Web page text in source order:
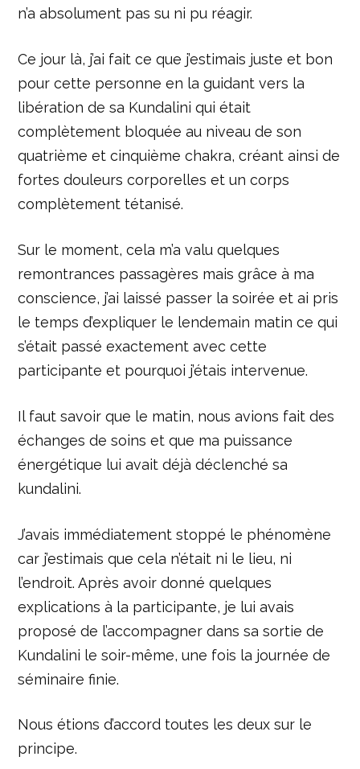
n’a absolument pas su ni pu réagir.
Ce jour là, j’ai fait ce que j’estimais juste et bon
pour cette personne en la guidant vers la
libération de sa Kundalini qui était
complètement bloquée au niveau de son
quatrième et cinquième chakra, créant ainsi de
fortes douleurs corporelles et un corps
complètement tétanisé.
Sur le moment, cela m’a valu quelques
remontrances passagères mais grâce à ma
conscience, j’ai laissé passer la soirée et ai pris
le temps d’expliquer le lendemain matin ce qui
s’était passé exactement avec cette
participante et pourquoi j’étais intervenue.
Il faut savoir que le matin, nous avions fait des
échanges de soins et que ma puissance
énergétique lui avait déjà déclenché sa
kundalini.
J’avais immédiatement stoppé le phénomène
car j’estimais que cela n’était ni le lieu, ni
l’endroit. Après avoir donné quelques
explications à la participante, je lui avais
proposé de l’accompagner dans sa sortie de
Kundalini le soir-même, une fois la journée de
séminaire finie.
Nous étions d’accord toutes les deux sur le
principe.